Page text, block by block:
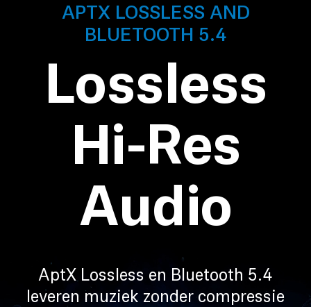
Sound Space
APTX LOSSLESS AND
BLUETOOTH 5.4
Lossless
Hi-Res
Audio
AptX Lossless en Bluetooth 5.4
leveren muziek zonder compressie